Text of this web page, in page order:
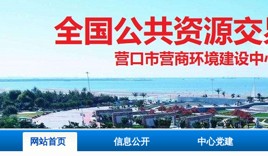
网站首页 信息公开 中心党建